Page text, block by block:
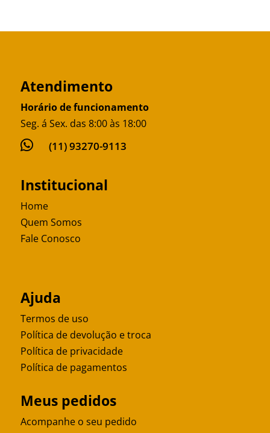
Atendimento
Horário de funcionamento
Seg. á Sex. das 8:00 às 18:00
 (11) 93270-9113
Institucional
Home
Quem Somos
Fale Conosco
Ajuda
Termos de uso
Política de devolução e troca
Política de privacidade
Política de pagamentos
Meus pedidos
Acompanhe o seu pedido